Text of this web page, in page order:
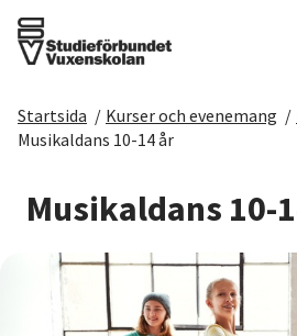
Det här gör vi
För dig som
Sök kurser och
Startsida / Kurser och evenemang /
Musikaldans 10-14 år
Musikaldans 10-